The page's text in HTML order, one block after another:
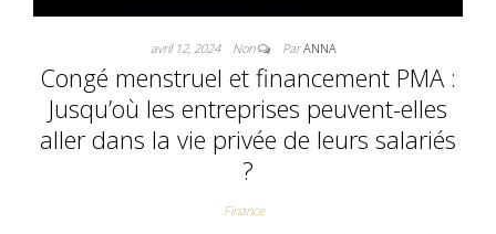
avril 12, 2024 Non ParANNA
Congé menstruel et financement PMA :
Jusqu’où les entreprises peuvent-elles
aller dans la vie privée de leurs salariés
?
Finance